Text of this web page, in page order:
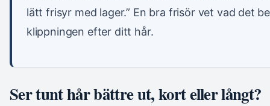
lätt frisyr med lager.” En bra frisör vet vad det
klippningen efter ditt hår.
Ser tunt hår bättre ut, kort eller långt?